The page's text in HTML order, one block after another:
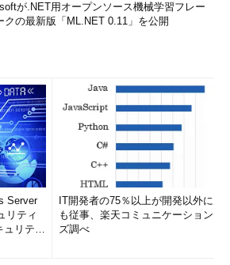
が.NET用オープンソース機械学習フレー
クの最新版「ML.NET 0.11」を公開
Server
リティ
ュリティ
IT開発者の75％以上が開発以外に
も従事、楽天コミュニケーション
ズ調べ